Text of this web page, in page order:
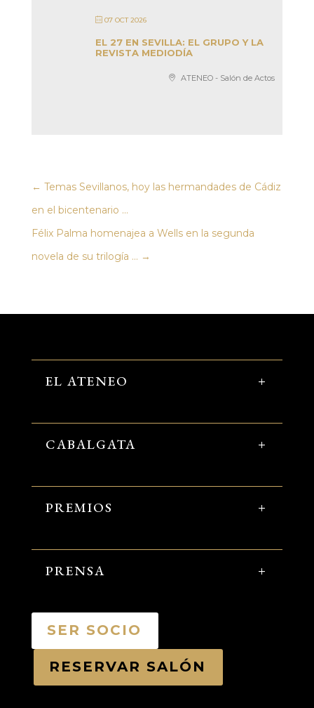
07 OCT 2026
EL 27 EN SEVILLA: EL GRUPO Y LA
REVISTA MEDIODÍA
ATENEO - Salón de Actos
← Temas Sevillanos, hoy las hermandades de Cádiz
en el bicentenario ...
Félix Palma homenajea a Wells en la segunda
novela de su trilogía ... →
EL ATENEO
CABALGATA
PREMIOS
PRENSA
SER SOCIO
RESERVAR SALÓN